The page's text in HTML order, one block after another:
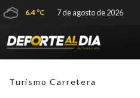
6.4 ºC 7 de agosto de 2026
Turismo Carretera